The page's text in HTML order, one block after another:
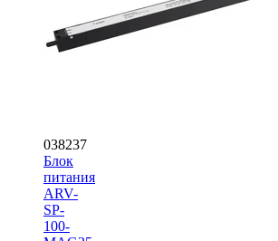
038237
Блок
питания
ARV-
SP-
100-